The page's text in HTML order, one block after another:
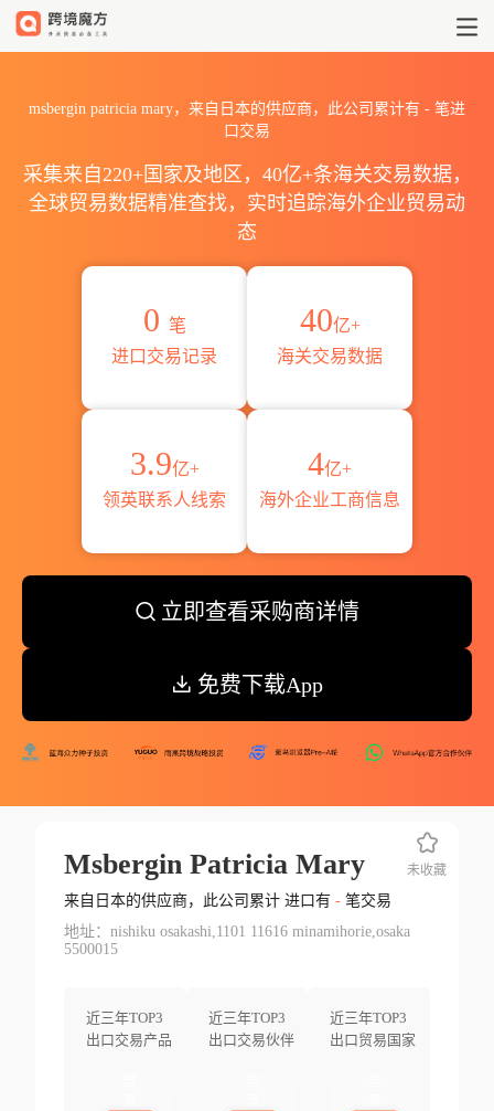
msbergin patricia mary，来自日本的供应商，此公司累计有 - 笔进
口交易
采集来自220+国家及地区，40亿+条海关交易数据，
全球贸易数据精准查找，实时追踪海外企业贸易动
态
0 笔
进口交易记录
40亿+
海关交易数据
3.9亿+
领英联系人线索
4亿+
海外企业工商信息
立即查看采购商详情
免费下载App
Msbergin Patricia Mary
来自日本的供应商，此公司累计 进口有 -笔交易
地址：nishiku osakashi,1101 11616 minamihorie,osaka
5500015
近三年TOP3
出口交易产品
近三年TOP3
出口交易伙伴
近三年TOP3
出口贸易国家
未收藏